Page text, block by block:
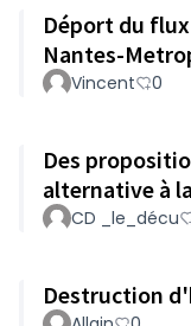
Déport du
Nantes-
Vincent 0
Des
alternative à
CD _le_décu
Destruction